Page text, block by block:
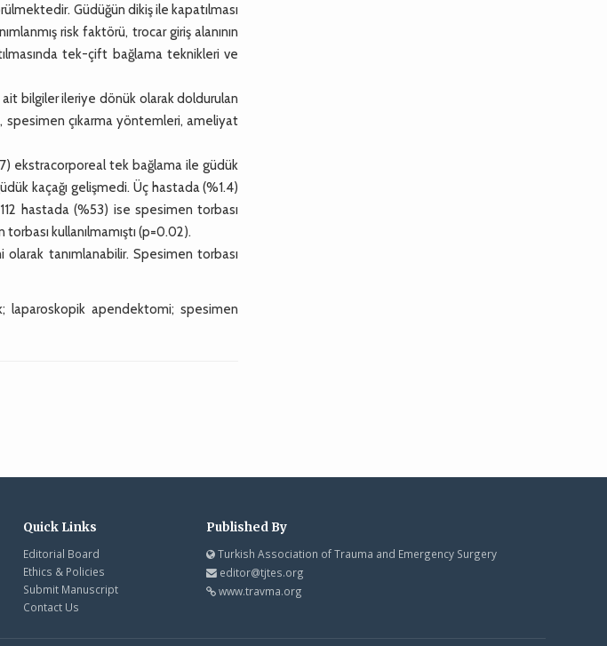
Güdüğün dikiş ile kapatılması
risk faktörü, trocar giriş alanının
tek-çift bağlama teknikleri ve
ait bilgiler ileriye dönük olarak doldurulan
çıkarma yöntemleri, ameliyat
ekstracorporeal tek bağlama ile güdük
kaçağı gelişmedi. Üç hastada (%1.4)
hastada (%53) ise spesimen torbası
kullanılmamıştı (p=0.02).
tanımlanabilir. Spesimen torbası
laparoskopik apendektomi; spesimen
Quick Links
Editorial Board
Ethics & Policies
Submit Manuscript
Contact Us
Published By
Turkish Association of Trauma and Emergency Surgery
editor@tjtes.org
www.travma.org